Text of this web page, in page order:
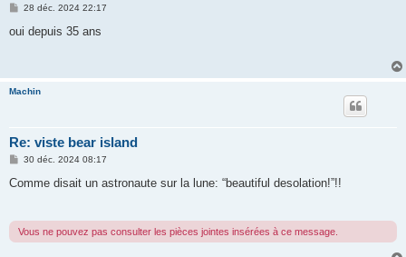
M
s
28 déc. 2024 22:17
oui depuis 35 ans
Machin
Re: viste bear island
M
s
e
30 déc. 2024 08:17
Comme disait un astronaute sur la lune: “beautiful desolation!”!!
Vous ne pouvez pas consulter les pièces jointes insérées à ce message.